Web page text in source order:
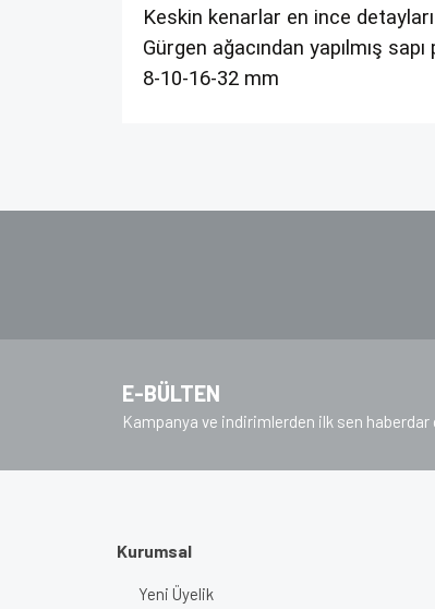
Keskin kenarlar en ince
Gürgen ağacından yapılmış
8-10-16-32 mm
Ürün fiyatı diğer sitelerden daha
E-BÜLTEN
Kampanya ve indirimlerden ilk sen haberdar
Kurumsal
Yeni Üyelik